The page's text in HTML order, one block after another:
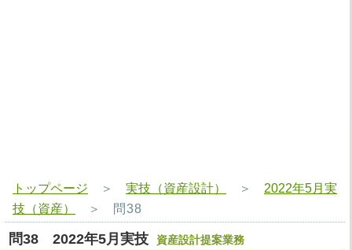
トップページ ＞ 実技（資産設計） ＞ 2022年5月実
技（資産）
＞ 問38
問38 2022年5月実技 資産設計提案業務